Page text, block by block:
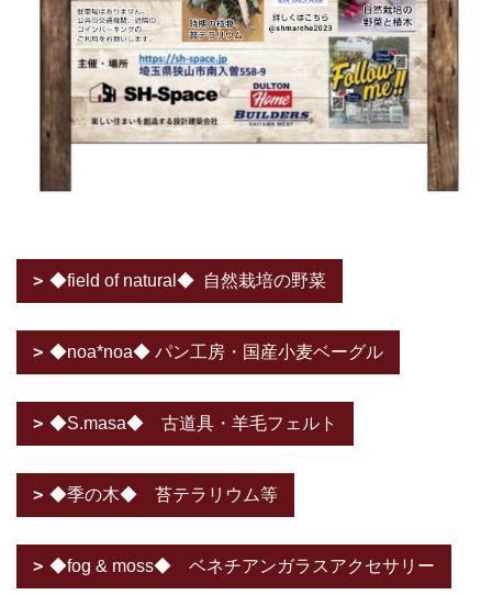
◆field of natural◆ 自然栽培の野菜
◆noa*noa◆ パン工房・国産小麦ベーグル
◆S.masa◆ 古道具・羊毛フェルト
◆季の木◆ 苔テラリウム等
◆fog & moss◆ ベネチアンガラスアクセサリー